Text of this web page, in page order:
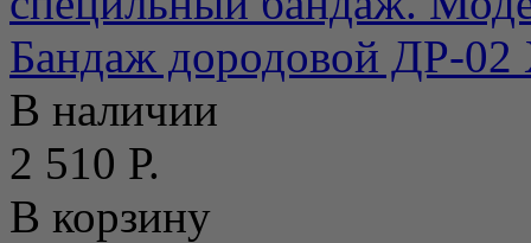
Бандаж дородовой ДР-02
В наличии
2 510 Р.
В корзину